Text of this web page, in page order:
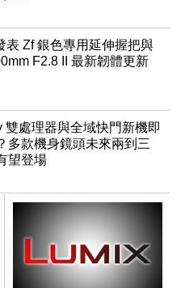
表 Zf 銀色專用延伸握把與
F2.8 II 最新韌體更新
雙處理器與全域快門新機即
多款機身鏡頭未來兩到三
望登場